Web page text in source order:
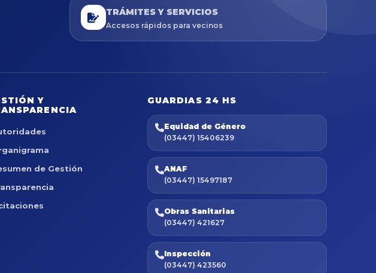
TRÁMITES Y SERVICIOS
Accesos rápidos para vecinos
Y
de Gestión
GUARDIAS 24 HS
Equidad de Género
(03447) 15406239
ANAF
(03447) 15497187
Obras Sanitarias
(03447) 421627
Inspección
(03447) 423560